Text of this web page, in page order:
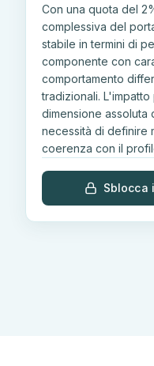
Con una quota del
complessiva del
stabile in termini di
componente con
comportamento
tradizionali.
dimensione assoluta
necessità di definire
coerenza con il
Sblocca